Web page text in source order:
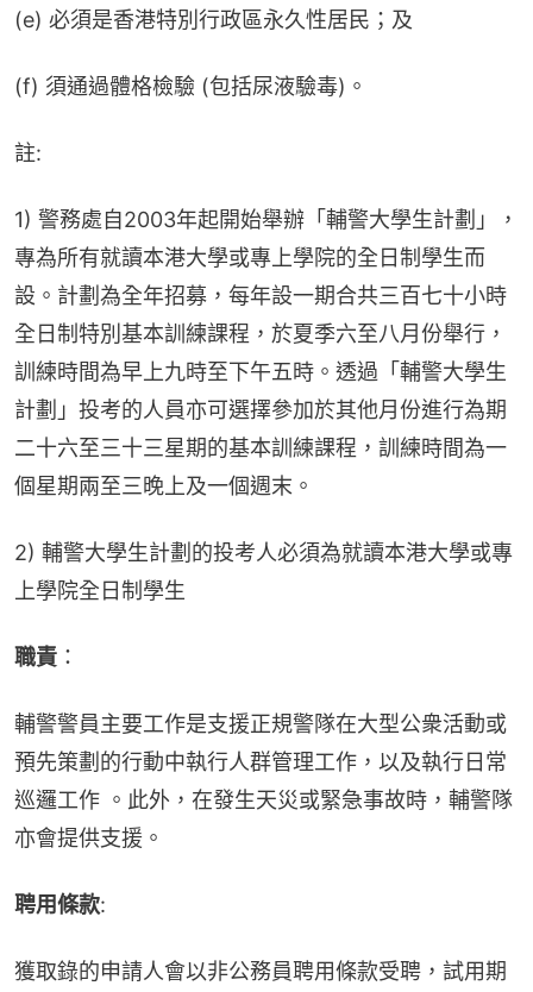
(e) 必須是香港特別行政區永久性居民；及
(f) 須通過體格檢驗 (包括尿液驗毒)。
註:
1) 警務處自2003年起開始舉辦「輔警大學生計劃」，
專為所有就讀本港大學或專上學院的全日制學生而
設。計劃為全年招募，每年設一期合共三百七十小時
全日制特別基本訓練課程，於夏季六至八月份舉行，
訓練時間為早上九時至下午五時。透過「輔警大學生
計劃」投考的人員亦可選擇參加於其他月份進行為期
二十六至三十三星期的基本訓練課程，訓練時間為一
個星期兩至三晚上及一個週末。
2) 輔警大學生計劃的投考人必須為就讀本港大學或專
上學院全日制學生
職責 ：
輔警警員主要工作是支援正規警隊在大型公衆活動或
預先策劃的行動中執行人群管理工作，以及執行日常
巡邏工作 。此外，在發生天災或緊急事故時，輔警隊
亦會提供支援。
聘用條款:
獲取錄的申請人會以非公務員聘用條款受聘，試用期